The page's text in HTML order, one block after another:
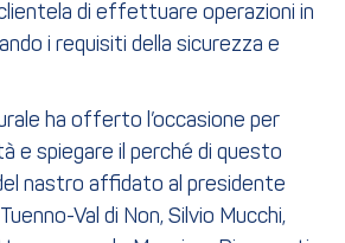
di effettuare operazioni in
i requisiti della sicurezza e
ha offerto l’occasione per
e spiegare il perché di questo
nastro affidato al presidente
Val di Non, Silvio Mucchi,